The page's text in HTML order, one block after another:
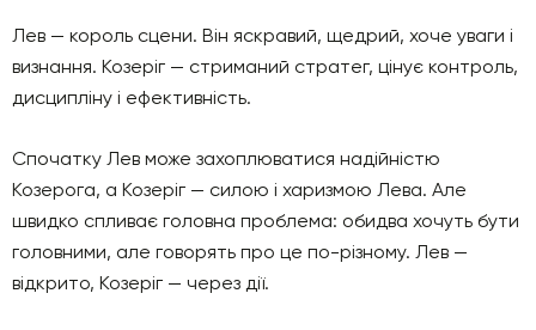
Лев — король сцени. Він яскравий, щедрий, хоче уваги і
визнання. Козеріг — стриманий стратег, цінує контроль,
дисципліну і ефективність.
Спочатку Лев може захоплюватися надійністю
Козерога, а Козеріг — силою і харизмою Лева. Але
швидко спливає головна проблема: обидва хочуть бути
головними, але говорять про це по-різному. Лев —
відкрито, Козеріг — через дії.